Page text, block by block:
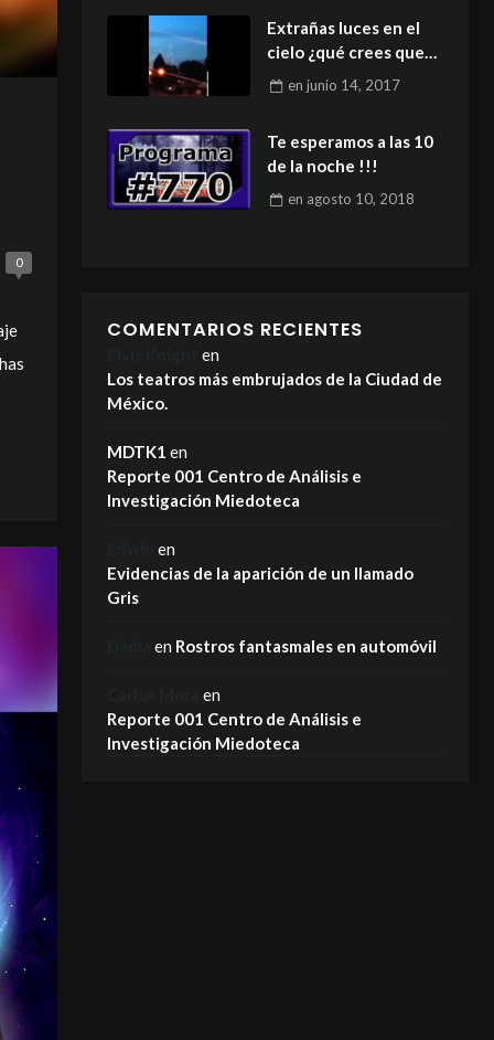
0
Extrañas luces en el
cielo ¿qué crees que
sea?enjunio 14, 2017
Te esperamos a las 10
de la noche !!!
en agosto 10, 2018
COMENTARIOS RECIENTES
en
Los teatros más embrujados de la Ciudad de
México.
MDTK1 en
Reporte 001 Centro de Análisis e
Investigación Miedoteca
en
Evidencias de la aparición de un llamado
Gris
en Rostros fantasmales en automóvil
en
Reporte 001 Centro de Análisis e
Investigación Miedoteca